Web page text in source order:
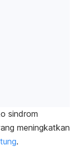
sindrom
meningkatkan
.